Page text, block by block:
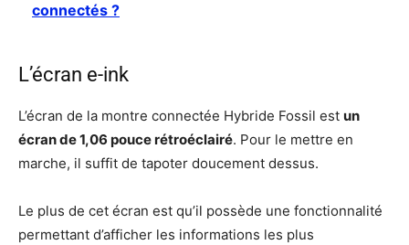
connectés ?
L’écran e-ink
L’écran de la montre connectée Hybride Fossil est un
écran de 1,06 pouce rétroéclairé. Pour le mettre en
marche, il suffit de tapoter doucement dessus.
Le plus de cet écran est qu’il possède une fonctionnalité
permettant d’afficher les informations les plus